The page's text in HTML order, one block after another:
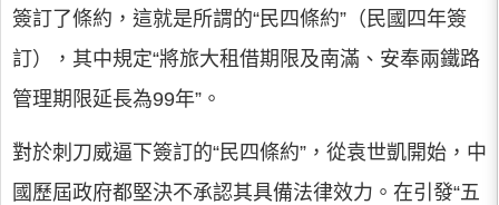
簽訂了條約，這就是所謂的“民四條約”（民國四年簽
訂），其中規定“將旅大租借期限及南滿、安奉兩鐵路
管理期限延長為99年”。
對於刺刀威逼下簽訂的“民四條約”，從袁世凱開始，中
國歷屆政府都堅決不承認其具備法律效力。在引發“五